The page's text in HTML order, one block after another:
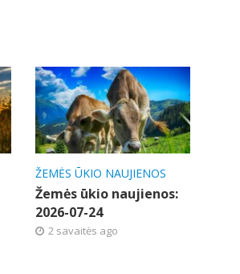
ŽEMĖS ŪKIO NAUJIENOS
Žemės ūkio naujienos:
2026-07-24
2 savaitės ago